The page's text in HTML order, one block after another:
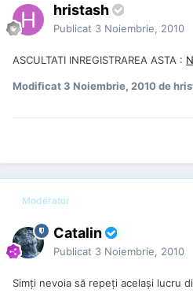
hristash
Publicat 3 Noiembrie, 2010
ASCULTATI INREGISTRAREA ASTA :
Modificat3 Noiembrie, 2010de
Moderator
Catalin
Publicat 3 Noiembrie, 2010
Simți nevoia să repeți același lucru